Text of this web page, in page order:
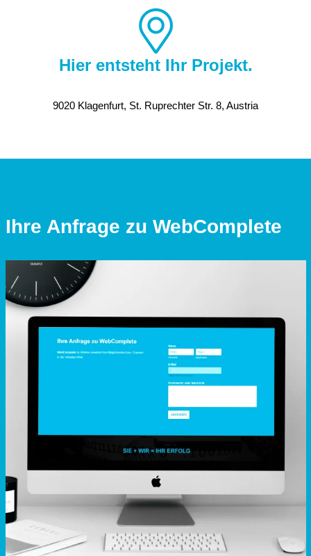
Hier entsteht Ihr Projekt.
9020 Klagenfurt, St. Ruprechter Str. 8, Austria
Ihre Anfrage zu WebComplete